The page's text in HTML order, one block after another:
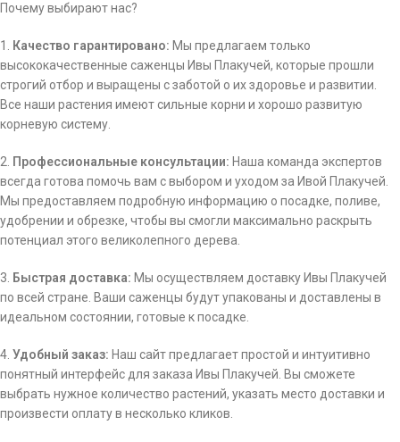
Почему выбирают нас?
1. Качество гарантировано: Мы предлагаем только
высококачественные саженцы Ивы Плакучей, которые прошли
строгий отбор и выращены с заботой о их здоровье и развитии.
Все наши растения имеют сильные корни и хорошо развитую
корневую систему.
2. Профессиональные консультации: Наша команда экспертов
всегда готова помочь вам с выбором и уходом за Ивой Плакучей.
Мы предоставляем подробную информацию о посадке, поливе,
удобрении и обрезке, чтобы вы смогли максимально раскрыть
потенциал этого великолепного дерева.
3. Быстрая доставка: Мы осуществляем доставку Ивы Плакучей
по всей стране. Ваши саженцы будут упакованы и доставлены в
идеальном состоянии, готовые к посадке.
4. Удобный заказ: Наш сайт предлагает простой и интуитивно
понятный интерфейс для заказа Ивы Плакучей. Вы сможете
выбрать нужное количество растений, указать место доставки и
произвести оплату в несколько кликов.